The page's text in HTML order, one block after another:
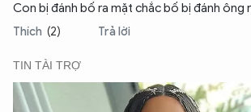
Con bị đánh bố ra mặt chắc bố bị đánh ông
Thích (2) Trả lời